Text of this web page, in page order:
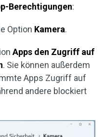
Berechtigungen:
Option Kamera.
Apps den Zugriff auf
. Sie können außerdem
Apps Zugriff auf
andere blockiert